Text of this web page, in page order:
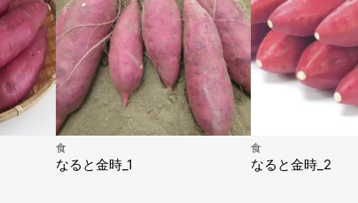
食
なると金時_1
食
なると金時_2